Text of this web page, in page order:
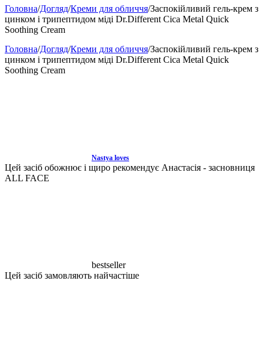
Головна/Догляд/Креми для обличчя/Заспокійливий гель-крем з
цинком і трипептидом міді Dr.Different Cica Metal Quick
Soothing Cream
Головна/Догляд/Креми для обличчя/Заспокійливий гель-крем з
цинком і трипептидом міді Dr.Different Cica Metal Quick
Soothing Cream
Nastya loves
Цей засіб обожнює і щиро рекомендує Анастасія - засновниця
ALL FACE
bestseller
Цей засіб замовляють найчастіше